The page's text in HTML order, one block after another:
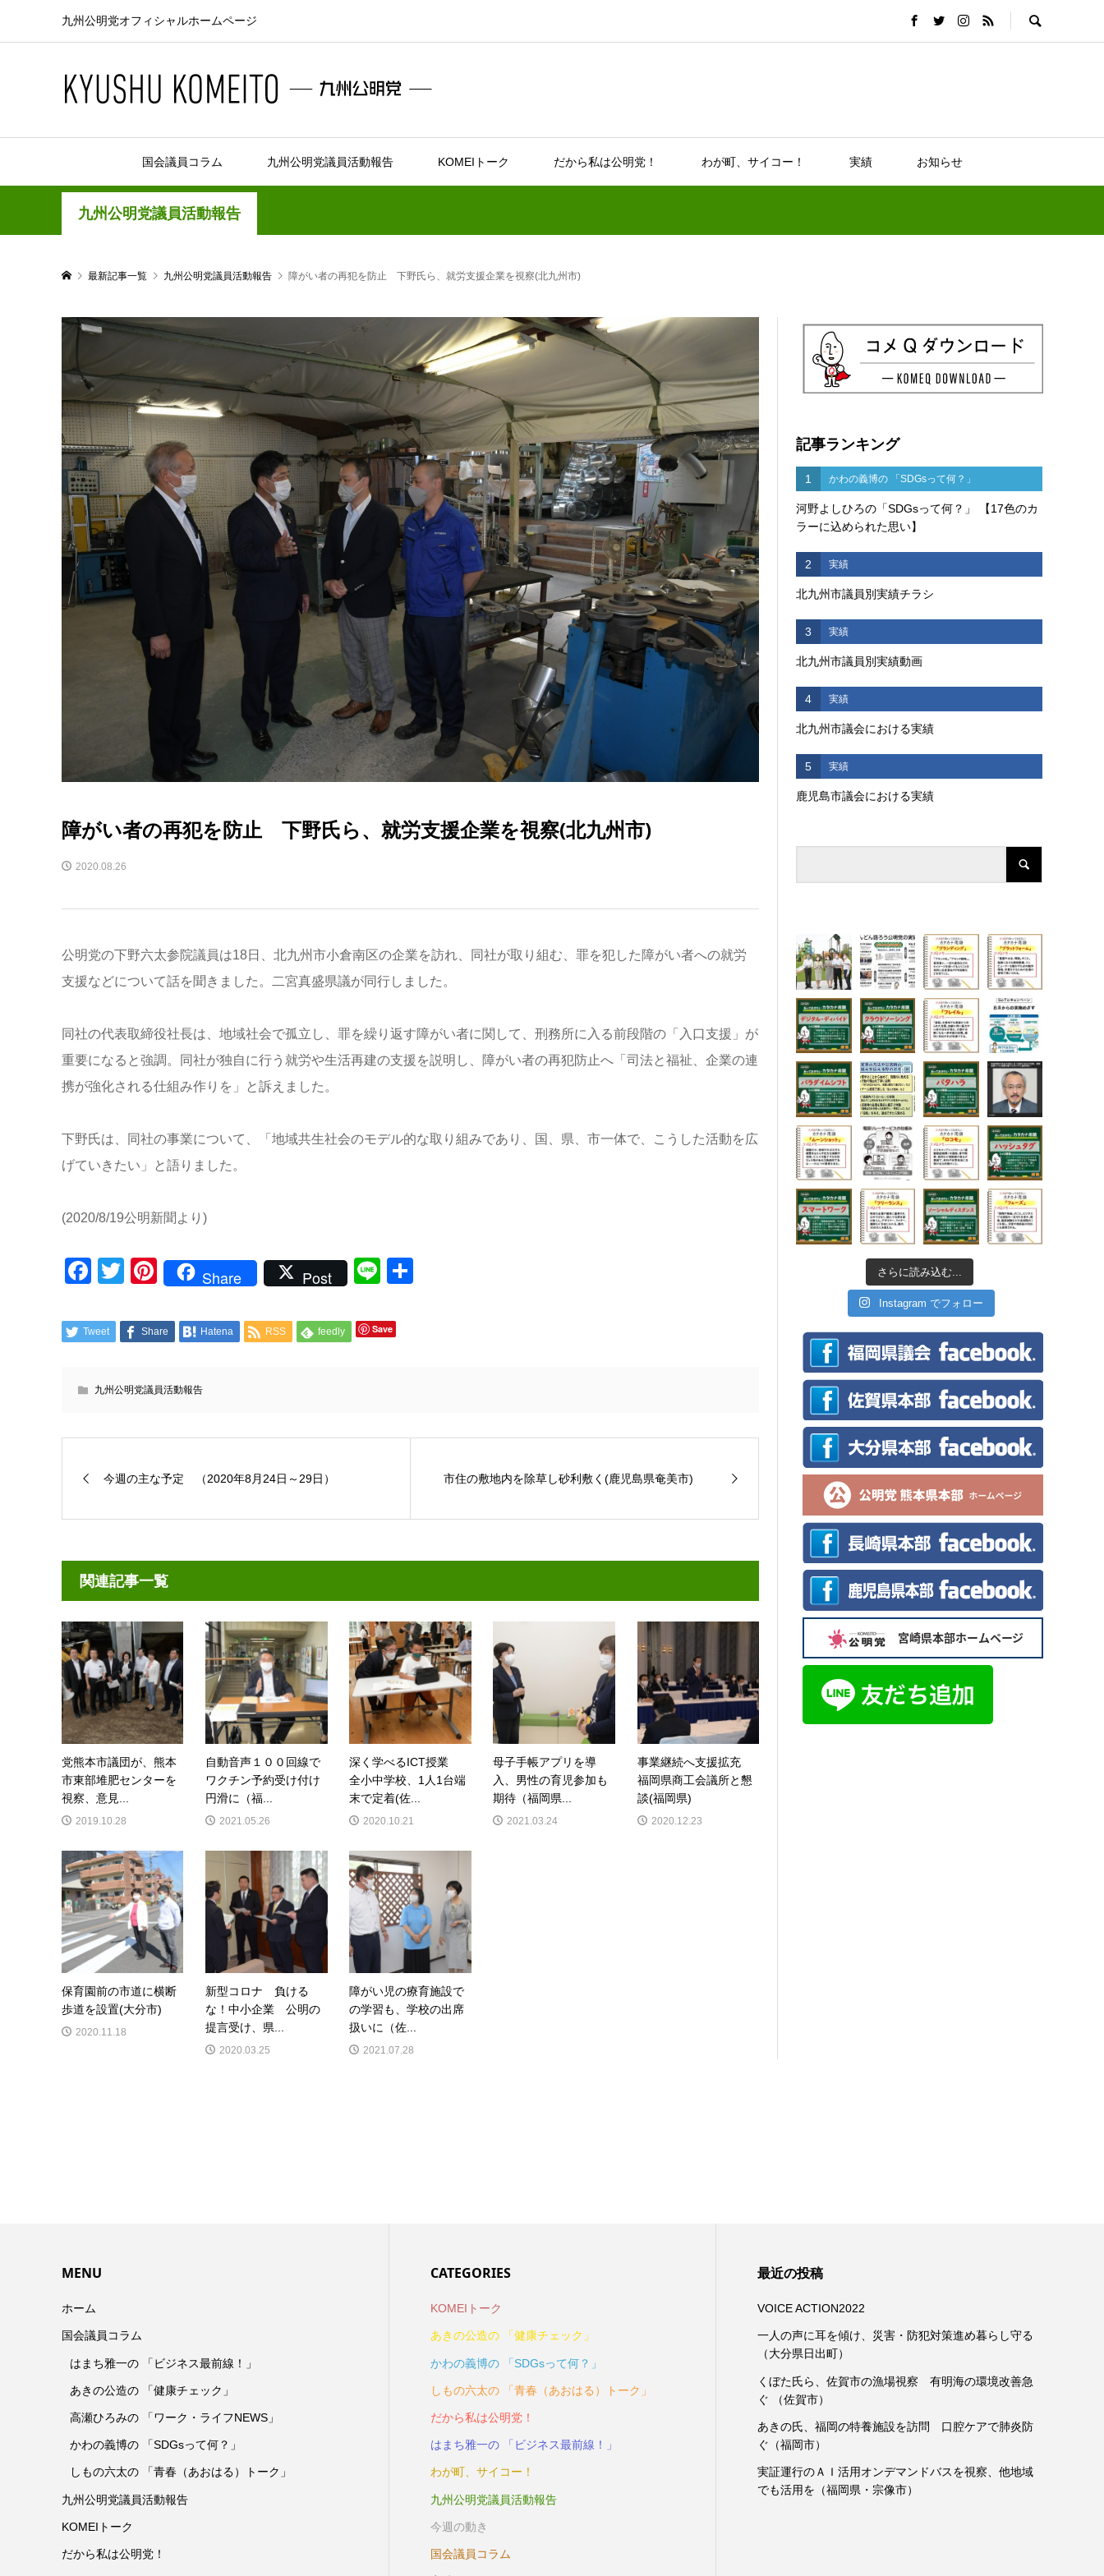
九州公明党オフィシャルホームページ
国会議員コラム 九州公明党議員活動報告 KOMEIトーク だから私は公明党！ わが町、サイコー！ 実績 お知らせ
九州公明党議員活動報告
最新記事一覧 九州公明党議員活動報告 障がい者の再犯を防止 下野氏ら、就労支援企業を視察(北九州市)
障がい者の再犯を防止 下野氏ら、就労支援企業を視察(北九州市)
2020.08.26
公明党の下野六太参院議員は18日、北九州市小倉南区の企業を訪れ、同社が取り組む、罪を犯した障がい者への就労
支援などについて話を聞きました。二宮真盛県議が同行しました。
同社の代表取締役社長は、地域社会で孤立し、罪を繰り返す障がい者に関して、刑務所に入る前段階の「入口支援」が
重要になると強調。同社が独自に行う就労や生活再建の支援を説明し、障がい者の再犯防止へ「司法と福祉、企業の連
携が強化される仕組み作りを」と訴えました。
下野氏は、同社の事業について、「地域共生社会のモデル的な取り組みであり、国、県、市一体で、こうした活動を広
げていきたい」と語りました。
(2020/8/19公明新聞より)
Facebook
TwitterPinterest
Share Post Line
Tweet Share Hatena RSS feedly Save
九州公明党議員活動報告
今週の主な予定 （2020年8月24日～29日） 市住の敷地内を除草し砂利敷く(鹿児島県奄美市)
関連記事一覧
党熊本市議団が、熊本
市東部堆肥センターを
視察、意見...
2019.10.28
自動音声１００回線で
ワクチン予約受け付け
円滑に（福...
2021.05.26
深く学べるICT授業
全小中学校、1人1台端
末で定着(佐...
2020.10.21
母子手帳アプリを導
入、男性の育児参加も
期待（福岡県...
2021.03.24
事業継続へ支援拡充
福岡県商工会議所と懇
談(福岡県)
2020.12.23
保育園前の市道に横断
歩道を設置(大分市)
2020.11.18
新型コロナ 負ける
な！中小企業 公明の
提言受け、県...
2020.03.25
障がい児の療育施設で
の学習も、学校の出席
扱いに（佐...
2021.07.28
記事ランキング
1 かわの義博の 「SDGsって何？」
河野よしひろの「SDGsって何？」 【17色のカ
ラーに込められた思い】
2 実績
北九州市議員別実績チラシ
3 実績
北九州市議員別実績動画
4 実績
北九州市議会における実績
5 実績
鹿児島市議会における実績
さらに読み込む...
Instagram でフォロー
MENU
ホーム
国会議員コラム
はまち雅一の 「ビジネス最前線！」
あきの公造の 「健康チェック」
高瀬ひろみの 「ワーク・ライフNEWS」
かわの義博の 「SDGsって何？」
しもの六太の 「青春（あおはる）トーク」
九州公明党議員活動報告
KOMEIトーク
だから私は公明党！
CATEGORIES
KOMEIトーク
あきの公造の 「健康チェック」
かわの義博の 「SDGsって何？」
しもの六太の 「青春（あおはる）トーク」
だから私は公明党！
はまち雅一の 「ビジネス最前線！」
わが町、サイコー！
九州公明党議員活動報告
今週の動き
国会議員コラム
最近の投稿
VOICE ACTION2022
一人の声に耳を傾け、災害・防犯対策進め暮らし守る
（大分県日出町）
くぼた氏ら、佐賀市の漁場視察 有明海の環境改善急
ぐ （佐賀市）
あきの氏、福岡の特養施設を訪問 口腔ケアで肺炎防
ぐ（福岡市）
実証運行のＡＩ活用オンデマンドバスを視察、他地域
でも活用を（福岡県・宗像市）